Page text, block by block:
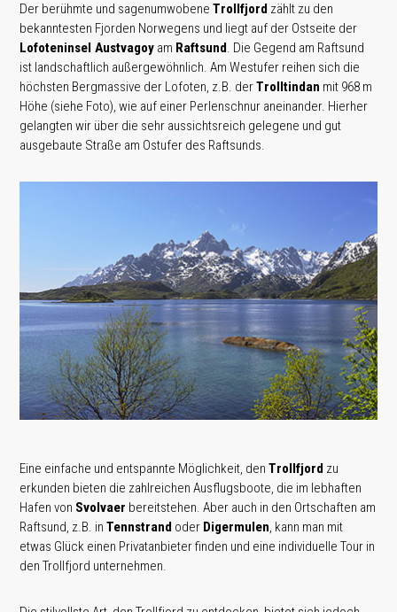
Der berühmte und sagenumwobeneTrollfjord zählt zu den
bekanntesten Fjorden Norwegens und liegt auf der Ostseite der
Lofoteninsel Austvagoy am Raftsund. Die Gegend am Raftsund
ist landschaftlich außergewöhnlich. Am Westufer reihen sich die
höchsten Bergmassive der Lofoten, z.B. derTrolltindan mit 968 m
Höhe (siehe Foto), wie auf einer Perlenschnur aneinander. Hierher
gelangten wir über die sehr aussichtsreich gelegene und gut
ausgebaute Straße am Ostufer des Raftsunds.
Eine einfache und entspannte Möglichkeit, denTrollfjord zu
erkunden bieten die zahlreichen Ausflugsboote, die im lebhaften
Hafen von Svolvaer bereitstehen. Aber auch in den Ortschaften am
Raftsund, z.B. inTennstrand oder Digermulen, kann man mit
etwas Glück einen Privatanbieter finden und eine individuelle Tour in
den Trollfjord unternehmen.